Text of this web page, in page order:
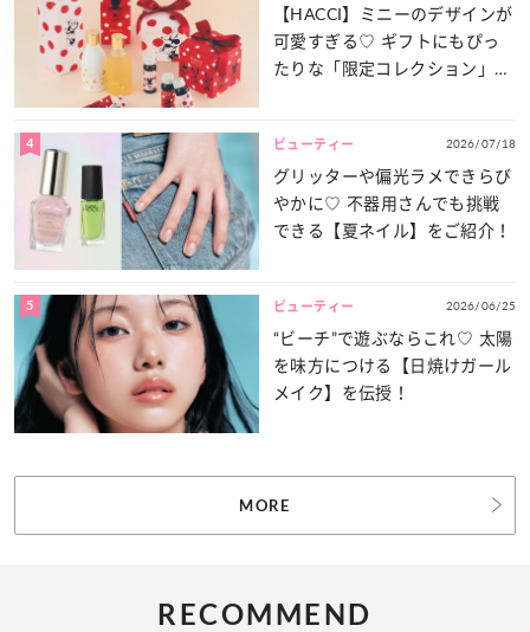
【HACCI】ミニーのデザインが
可愛すぎる♡ ギフトにもぴっ
たりな「限定コレクション」が
4 ビューティー 2026/07/18
グリッターや偏光ラメできらび
やかに♡ 不器用さんでも挑戦
できる【夏ネイル】をご紹介！
5 ビューティー 2026/06/25
“ビーチ”で遊ぶならこれ♡ 太陽
を味方につける【日焼けガール
メイク】を伝授！
MORE
RECOMMEND